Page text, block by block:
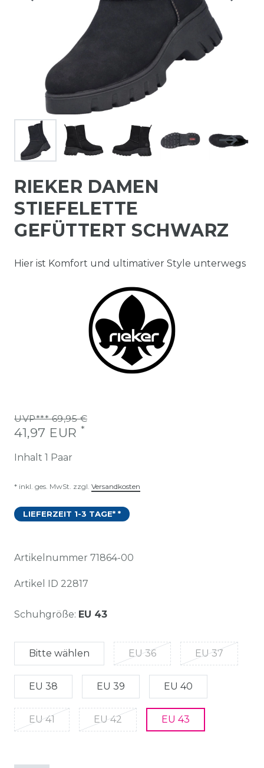
RIEKER DAMEN
STIEFELETTE
GEFÜTTERT SCHWARZ
Hier ist Komfort und ultimativer Style unterwegs
UVP*** 69,95 €
41,97 EUR *
Inhalt 1 Paar
* inkl. ges. MwSt. zzgl. Versandkosten
LIEFERZEIT 1-3 TAGE* *
Artikelnummer 71864-00
Artikel ID 22817
Schuhgröße: EU 43
Bitte wählen EU 36 EU 37
EU 38 EU 39 EU 40
EU 41 EU 42 EU 43